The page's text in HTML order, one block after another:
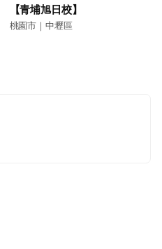
【青埔旭日校】
桃園市｜中壢區